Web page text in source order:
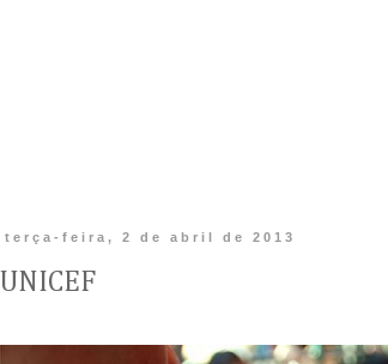
terça-feira, 2 de abril de 2013
UNICEF